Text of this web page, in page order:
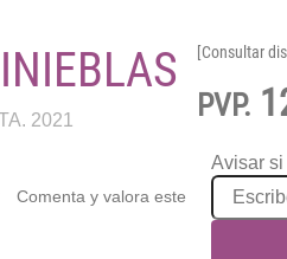
2021
Comenta y valora este
[Consultar
PVP.
Avisar